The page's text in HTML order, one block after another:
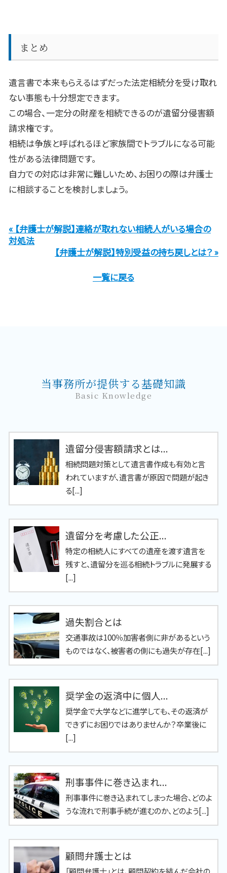
まとめ
遺言書で本来もらえるはずだった法定相続分を受け取れ
ない事態も十分想定できます。
この場合、一定分の財産を相続できるのが遺留分侵害額
請求権です。
相続は争族と呼ばれるほど家族間でトラブルになる可能
性がある法律問題です。
自力での対応は非常に難しいため、お困りの際は弁護士
に相談することを検討しましょう。
« 【弁護士が解説】連絡が取れない相続人がいる場合の
対処法
【弁護士が解説】特別受益の持ち戻しとは？ »
一覧に戻る
当事務所が提供する基礎知識
Basic Knowledge
遺留分侵害額請求とは...
相続問題対策として遺言書作成も有効と言
われていますが、遺言書が原因で問題が起き
る[...]
遺留分を考慮した公正...
特定の相続人にすべての遺産を渡す遺言を
残すと、遺留分を巡る相続トラブルに発展する
[...]
過失割合とは
交通事故は100％加害者側に非があるという
ものではなく、被害者の側にも過失が存在[...]
奨学金の返済中に個人...
奨学金で大学などに進学しても、その返済が
できずにお困りではありませんか？卒業後に
[...]
刑事事件に巻き込まれ...
刑事事件に巻き込まれてしまった場合、どのよ
うな流れで刑事手続が進むのか、どのよう[...]
顧問弁護士とは
「顧問弁護士」とは、顧問契約を結んだ会社の